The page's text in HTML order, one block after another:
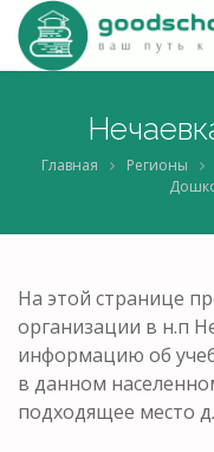
Главная Регионы
На этой странице
организации в н.п
информацию об
в данном
подходящее место